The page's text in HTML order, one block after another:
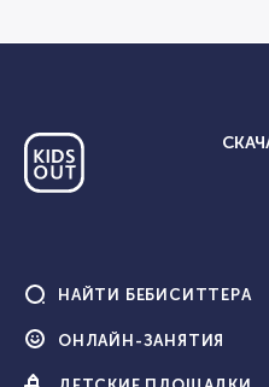
НАЙТИ БЕБИСИТТЕРА
ОНЛАЙН-ЗАНЯТИЯ